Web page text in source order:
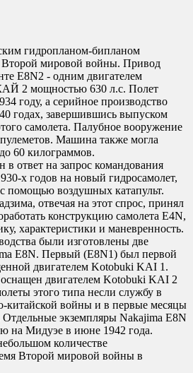
гидропланом-бипланом
мировой войны. Привод
E8N2 - одним двигателем
2 мощностью 630 л.с. Полет
году, а серийное производство
годах, завершившись выпуском
самолета. Палубное вооружение
Машина также могла
60 килограммов.
в ответ на запрос командования
х годов на новый гидросамолет,
помощью воздушных катапульт.
отвечая на этот спрос, принял
конструкцию самолета E4N,
характеристики и маневренность.
были изготовлены две
E8N. Первый (E8N1) был первой
двигателем Kotobuki KAI 1.
двигателем Kotobuki KAI 2
этого типа несли службу в
китайской войны и в первые месяцы
экземпляры Nakajima E8N
на Мидуэе в июне 1942 года.
количестве
Второй мировой войны в